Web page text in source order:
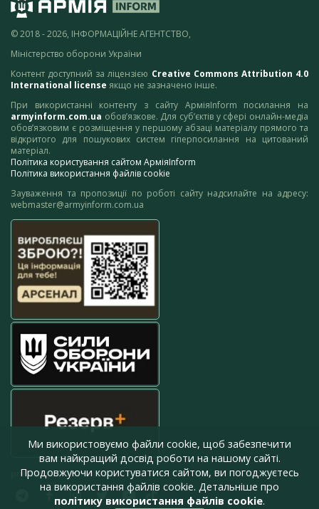
© 2018 - 2026, ІНФОРМАЦІЙНЕ АГЕНТСТВО,
Міністерство оборони України
Контент доступний за ліцензією Creative Commons Attribution 4.0
International license якщо не зазначено інше.
При використанні контенту з сайту АрміяInform посилання на
armyinform.com.ua обов’язкове. Для суб’єктів у сфері онлайн-медіа
обов’язковим є розміщення у першому абзаці матеріалу прямого та
відкритого для пошукових систем гіперпосилання на цитований
матеріал.
Політика користування сайтом АрміяInform
Політика використання файлів cookie
Зауваження та пропозиції по роботі сайту надсилайте на адресу:
webmaster@armyinform.com.ua
press@armyinform.com.ua
Ми використовуємо файли cookie, щоб забезпечити
вам найкращий досвід роботи на нашому сайті.
Продовжуючи користуватися сайтом, ви погоджуєтесь
на використання файлів cookie. Детальніше про
політику використання файлів cookie.